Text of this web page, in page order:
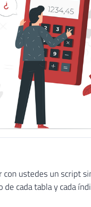
ustedes un script
cada tabla y cada